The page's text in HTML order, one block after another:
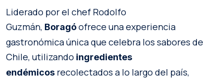
Liderado por el chef Rodolfo
Guzmán, Boragóofrece una experiencia
gastronómica única que celebra los sabores de
Chile, utilizando ingredientes
endémicos recolectados a lo largo del país,